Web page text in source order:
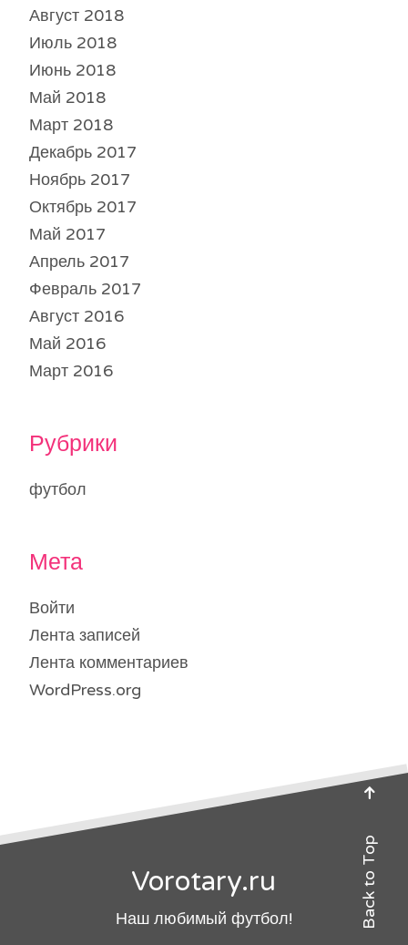
Август 2018
Июль 2018
Июнь 2018
Май 2018
Март 2018
Декабрь 2017
Ноябрь 2017
Октябрь 2017
Май 2017
Апрель 2017
Февраль 2017
Август 2016
Май 2016
Март 2016
Рубрики
футбол
Мета
Войти
Лента записей
Лента комментариев
WordPress.org
Vorotary.ru
Наш любимый футбол! Back to Top